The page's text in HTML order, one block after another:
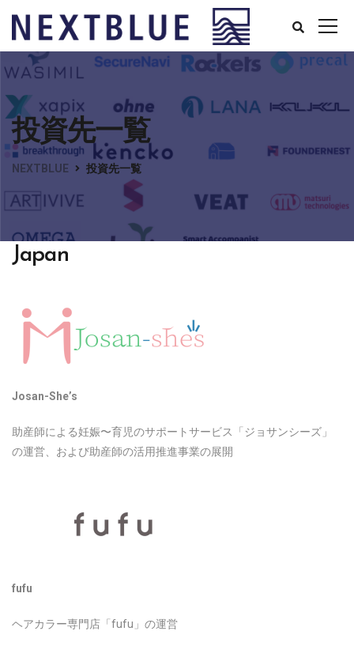
投資先一覧
NEXTBLUE 投資先一覧
Japan
Josan-She’s
助産師による妊娠〜育児のサポートサービス「ジョサンシーズ」
の運営、および助産師の活用推進事業の展開
fufu
ヘアカラー専門店「fufu」の運営